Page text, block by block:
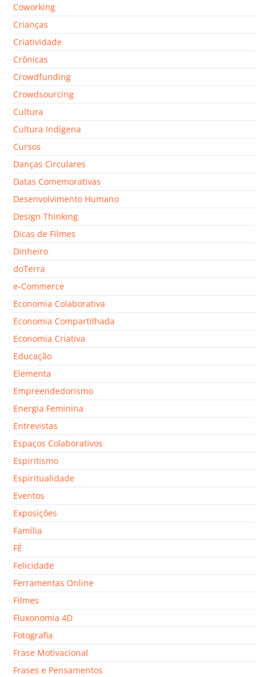
Coworking
Crianças
Criatividade
Crônicas
Crowdfunding
Crowdsourcing
Cultura
Cultura Indígena
Cursos
Danças Circulares
Datas Comemorativas
Desenvolvimento Humano
Design Thinking
Dicas de Filmes
Dinheiro
doTerra
e-Commerce
Economia Colaborativa
Economia Compartilhada
Economia Criativa
Educação
Elementa
Empreendedorismo
Energia Feminina
Entrevistas
Espaços Colaborativos
Espiritismo
Espiritualidade
Eventos
Exposições
Família
FÉ
Felicidade
Ferramentas Online
Filmes
Fluxonomia 4D
Fotografia
Frase Motivacional
Frases e Pensamentos